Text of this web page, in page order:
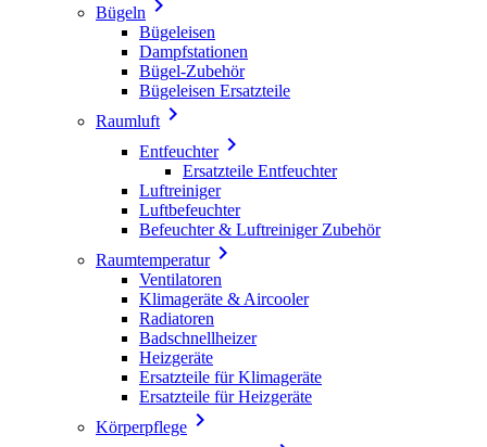
Bügeln 
Bügeleisen
Dampfstationen
Bügel-Zubehör
Bügeleisen Ersatzteile
Raumluft 
Entfeuchter
Ersatzteile Entfeuchter
Luftreiniger
Luftbefeuchter
Befeuchter & Luftreiniger Zubehör
Raumtemperatur
Ventilatoren
Klimageräte & Aircooler
Radiatoren
Badschnellheizer
Heizgeräte
Ersatzteile für Klimageräte
Ersatzteile für Heizgeräte
Körperpflege 